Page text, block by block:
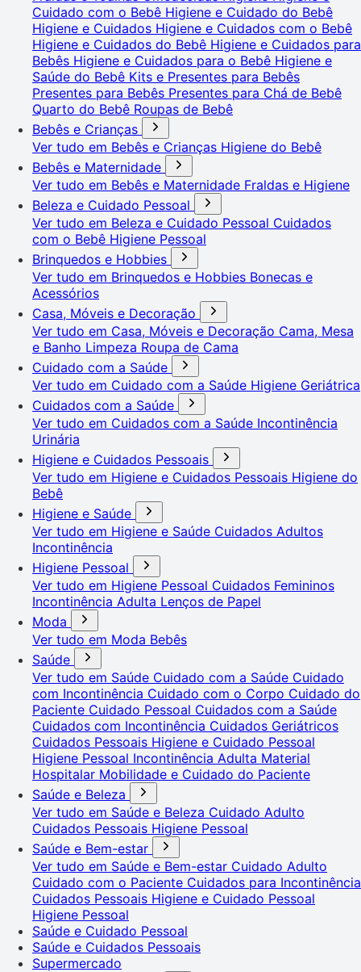
Cuidado com o Bebê Higiene e Cuidado do Bebê
Higiene e Cuidados Higiene e Cuidados com o Bebê
Higiene e Cuidados do Bebê Higiene e Cuidados para
Bebês Higiene e Cuidados para o Bebê Higiene e
Saúde do Bebê Kits e Presentes para Bebês
Presentes para Bebês Presentes para Chá de Bebê
Quarto do Bebê Roupas de Bebê
Bebês e Crianças
Ver tudo em Bebês e Crianças Higiene do Bebê
Bebês e Maternidade
Ver tudo em Bebês e Maternidade Fraldas e Higiene
Beleza e Cuidado Pessoal
Ver tudo em Beleza e Cuidado Pessoal Cuidados
com o Bebê Higiene Pessoal
Brinquedos e Hobbies
Ver tudo em Brinquedos e Hobbies Bonecas e
Acessórios
Casa, Móveis e Decoração
Ver tudo em Casa, Móveis e Decoração Cama, Mesa
e Banho Limpeza Roupa de Cama
Cuidado com a Saúde
Ver tudo em Cuidado com a Saúde Higiene Geriátrica
Cuidados com a Saúde
Ver tudo em Cuidados com a Saúde Incontinência
Urinária
Higiene e Cuidados Pessoais
Ver tudo em Higiene e Cuidados Pessoais Higiene do
Bebê
Higiene e Saúde
Ver tudo em Higiene e Saúde Cuidados Adultos
Incontinência
Higiene Pessoal
Ver tudo em Higiene Pessoal Cuidados Femininos
Incontinência Adulta Lenços de Papel
Moda
Ver tudo em Moda Bebês
Saúde
Ver tudo em Saúde Cuidado com a Saúde Cuidado
com Incontinência Cuidado com o Corpo Cuidado do
Paciente Cuidado Pessoal Cuidados com a Saúde
Cuidados com Incontinência Cuidados Geriátricos
Cuidados Pessoais Higiene e Cuidado Pessoal
Higiene Pessoal Incontinência Adulta Material
Hospitalar Mobilidade e Cuidado do Paciente
Saúde e Beleza
Ver tudo em Saúde e Beleza Cuidado Adulto
Cuidados Pessoais Higiene Pessoal
Saúde e Bem-estar
Ver tudo em Saúde e Bem-estar Cuidado Adulto
Cuidado com o Paciente Cuidados para Incontinência
Cuidados Pessoais Higiene e Cuidado Pessoal
Higiene Pessoal
Saúde e Cuidado Pessoal
Saúde e Cuidados Pessoais
Supermercado